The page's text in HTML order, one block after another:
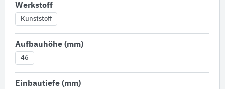
Werkstoff
Kunststoff
Aufbauhöhe (mm)
46
Einbautiefe (mm)